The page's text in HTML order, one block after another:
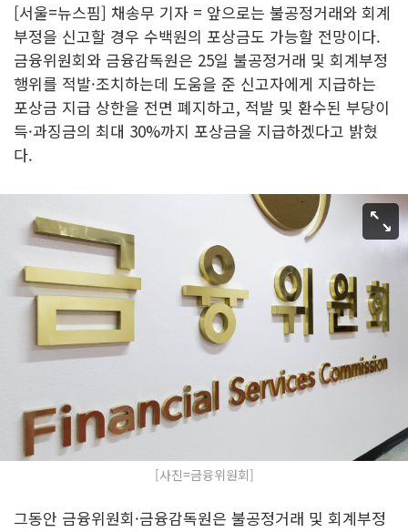
[서울=뉴스핌] 채송무 기자 = 앞으로는 불공정거래와 회계
부정을 신고할 경우 수백원의 포상금도 가능할 전망이다.
금융위원회와 금융감독원은 25일 불공정거래 및 회계부정
행위를 적발·조치하는데 도움을 준 신고자에게 지급하는
포상금 지급 상한을 전면 폐지하고, 적발 및 환수된 부당이
득·과징금의 최대 30%까지 포상금을 지급하겠다고 밝혔
다.
[사진=금융위원회]
그동안 금융위원회·금융감독원은 불공정거래 및 회계부정